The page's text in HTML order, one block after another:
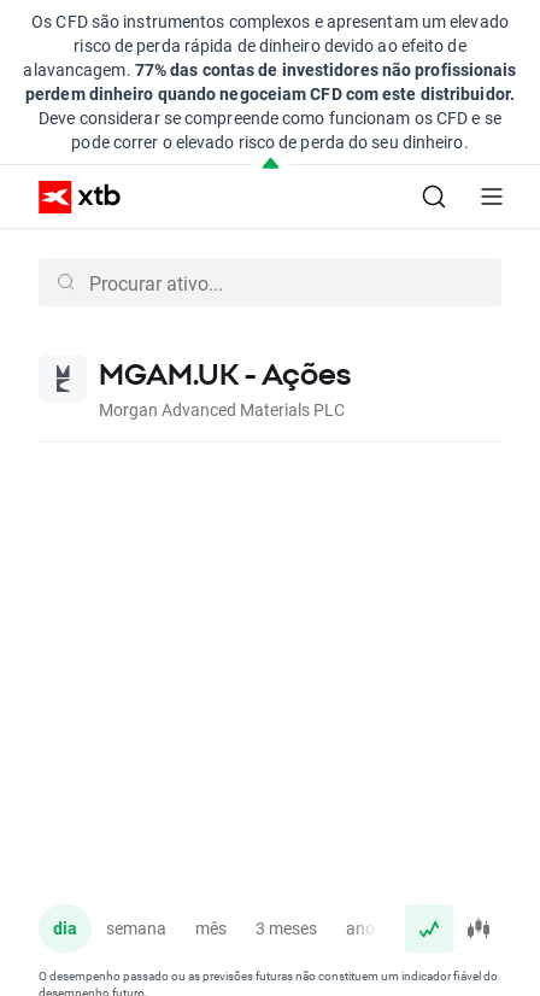
Os CFD são instrumentos complexos e apresentam um elevado
risco de perda rápida de dinheiro devido ao efeito de
alavancagem. 77% das contas de investidores não profissionais
perdem dinheiro quando negoceiam CFD com este distribuidor.
Deve considerar se compreende como funcionam os CFD e se
pode correr o elevado risco de perda do seu dinheiro.
MGAM.UK - Ações
Morgan Advanced Materials PLC
dia semana mês 3 meses ano
O desempenho passado ou as previsões futuras não constituem um indicador fiável do